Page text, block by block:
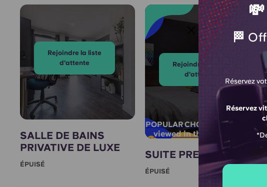
🏁
Réservez
Réservez
Rejoindre la liste
d'attente
SALLE DE BAINS
PRIVATIVE DE LUXE
ÉPUISÉ
POPULAR CHOICE!
57 people
viewed in the last 5 days
Rejoindre la liste
d'attente
SUITE PREMIUM
ÉPUISÉ